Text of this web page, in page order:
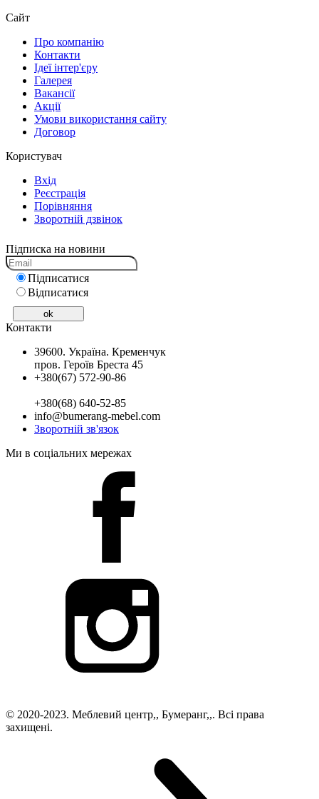
Сайт
Про компанiю
Контакти
Ідеї інтер'єру
Галерея
Вакансії
Акції
Умови використання сайту
Договор
Користувач
Вхід
Реєстрацiя
Порiвняння
Зворотній дзвінок
Підписка на новини
Підписатися
Відписатися
Контакти
39600. Україна. Кременчук
пров. Героїв Бреста 45
+380(67) 572-90-86
+380(68) 640-52-85
info@bumerang-mebel.com
Зворотнiй зв'язок
Ми в соцiальних мережах
© 2020-2023. Меблевий центр,, Бумеранг,,. Всі права
захищені.